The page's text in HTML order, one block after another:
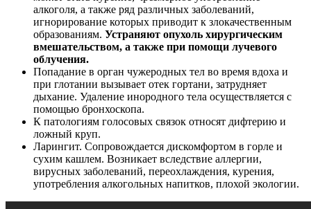
алкоголя, а также ряд различных заболеваний,
игнорирование которых приводит к злокачественным
образованиям. Устраняют опухоль хирургическим
вмешательством, а также при помощи лучевого
облучения.
Попадание в орган чужеродных тел во время вдоха и
при глотании вызывает отек гортани, затрудняет
дыхание. Удаление инородного тела осуществляется с
помощью бронхоскопа.
К патологиям голосовых связок относят дифтерию и
ложный круп.
Ларингит. Сопровождается дискомфортом в горле и
сухим кашлем. Возникает вследствие аллергии,
вирусных заболеваний, переохлаждения, курения,
употребления алкогольных напитков, плохой экологии.